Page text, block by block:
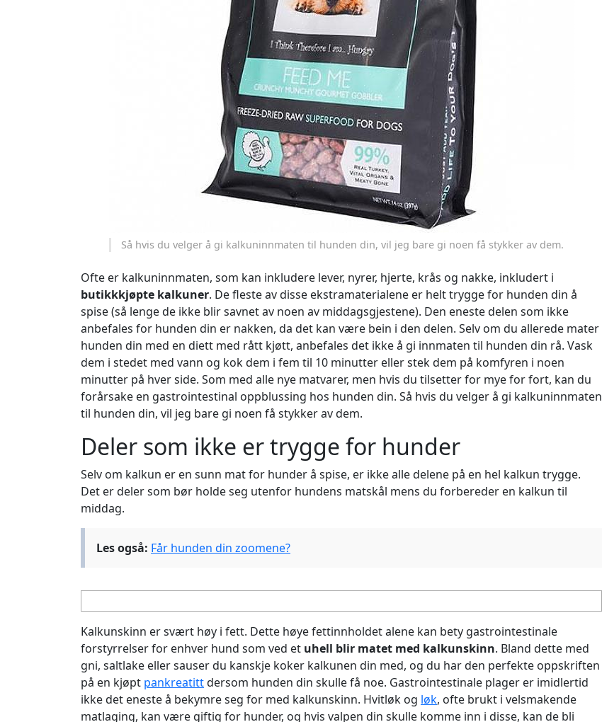
Så hvis du velger å gi kalkuninnmaten til hunden din, vil jeg bare gi noen få stykker av dem.
Ofte er kalkuninnmaten, som kan inkludere lever, nyrer, hjerte, krås og nakke, inkludert i
butikkkjøpte kalkuner. De fleste av disse ekstramaterialene er helt trygge for hunden din å
spise (så lenge de ikke blir savnet av noen av middagsgjestene). Den eneste delen som ikke
anbefales for hunden din er nakken, da det kan være bein i den delen. Selv om du allerede mater
hunden din med en diett med rått kjøtt, anbefales det ikke å gi innmaten til hunden din rå. Vask
dem i stedet med vann og kok dem i fem til 10 minutter eller stek dem på komfyren i noen
minutter på hver side. Som med alle nye matvarer, men hvis du tilsetter for mye for fort, kan du
forårsake en gastrointestinal oppblussing hos hunden din. Så hvis du velger å gi kalkuninnmaten
til hunden din, vil jeg bare gi noen få stykker av dem.
Deler som ikke er trygge for hunder
Selv om kalkun er en sunn mat for hunder å spise, er ikke alle delene på en hel kalkun trygge.
Det er deler som bør holde seg utenfor hundens matskål mens du forbereder en kalkun til
middag.
Les også: Får hunden din zoomene?
Kalkunskinn er svært høy i fett. Dette høye fettinnholdet alene kan bety gastrointestinale
forstyrrelser for enhver hund som ved et uhell blir matet med kalkunskinn. Bland dette med
gni, saltlake eller sauser du kanskje koker kalkunen din med, og du har den perfekte oppskriften
på en kjøpt pankreatittdersom hunden din skulle få noe. Gastrointestinale plager er imidlertid
ikke det eneste å bekymre seg for med kalkunskinn. Hvitløk og løk, ofte brukt i velsmakende
matlaging, kan være giftig for hunder, og hvis valpen din skulle komme inn i disse, kan de bli